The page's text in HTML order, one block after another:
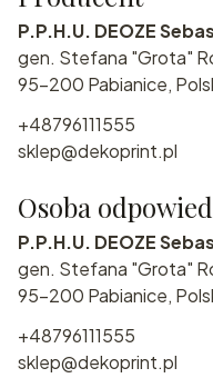
P.P.H.U. DEOZE
gen. Stefana "Grota"
95-200 Pabianice,
+48796111555
sklep@dekoprint.pl
Osoba
P.P.H.U. DEOZE
gen. Stefana "Grota"
95-200 Pabianice,
+48796111555
sklep@dekoprint.pl